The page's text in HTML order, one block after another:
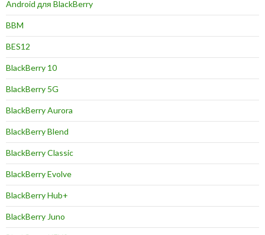
Android для BlackBerry
BBM
BES12
BlackBerry 10
BlackBerry 5G
BlackBerry Aurora
BlackBerry Blend
BlackBerry Classic
BlackBerry Evolve
BlackBerry Hub+
BlackBerry Juno